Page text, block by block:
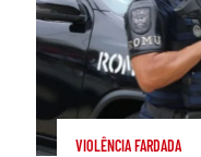
VIOLÊNCIA FARDADA